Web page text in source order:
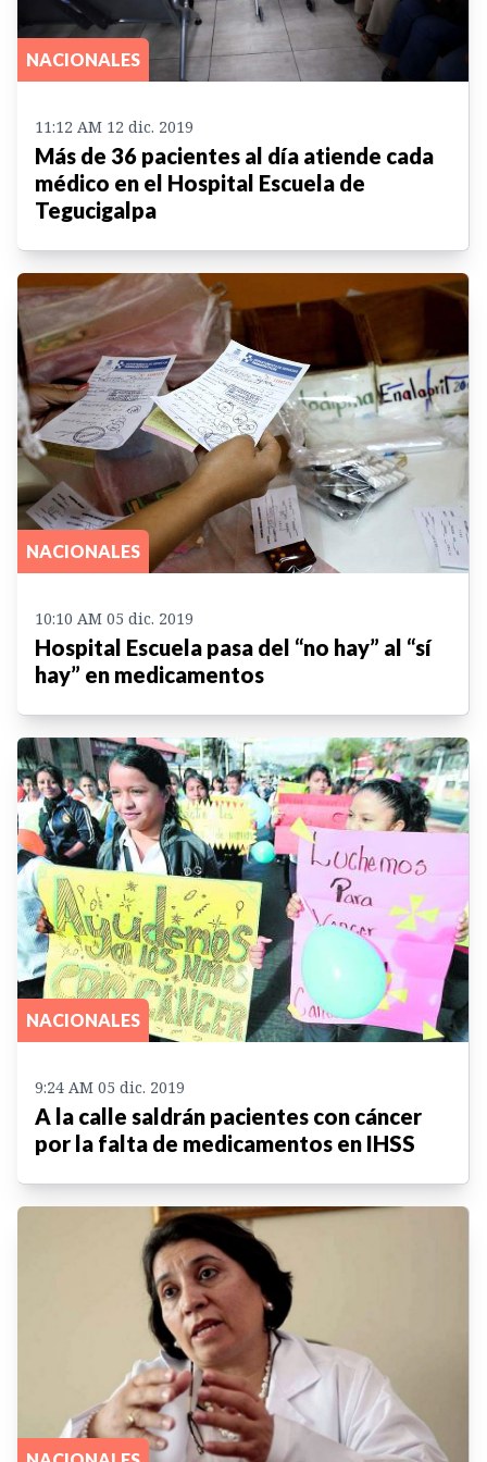
NACIONALES
11:12 AM 12 dic. 2019
Más de 36 pacientes al día atiende cada
médico en el Hospital Escuela de
Tegucigalpa
NACIONALES
10:10 AM 05 dic. 2019
Hospital Escuela pasa del “no hay” al “sí
hay” en medicamentos
NACIONALES
9:24 AM 05 dic. 2019
A la calle saldrán pacientes con cáncer
por la falta de medicamentos en IHSS